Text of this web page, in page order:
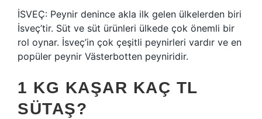
İSVEÇ: Peynir denince akla ilk gelen ülkelerden biri
İsveç’tir. Süt ve süt ürünleri ülkede çok önemli bir
rol oynar. İsveç’in çok çeşitli peynirleri vardır ve en
popüler peynir Västerbotten peyniridir.
1 KG KAŞAR KAÇ TL
SÜTAŞ?